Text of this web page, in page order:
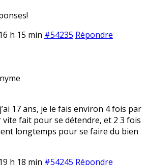
h 15 min #54235 Répondre
17 ans, je le fais environ 4 fois par
vite fait pour se détendre, et 2 3 fois
longtemps pour se faire du bien
h 18 min #54245 Répondre